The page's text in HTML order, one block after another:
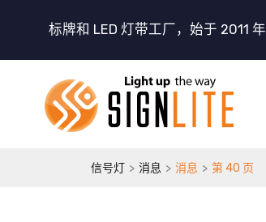
标牌和 LED 灯带工厂，始于 2011 年
信号灯 > 消息 > 消息 > 第 40 页